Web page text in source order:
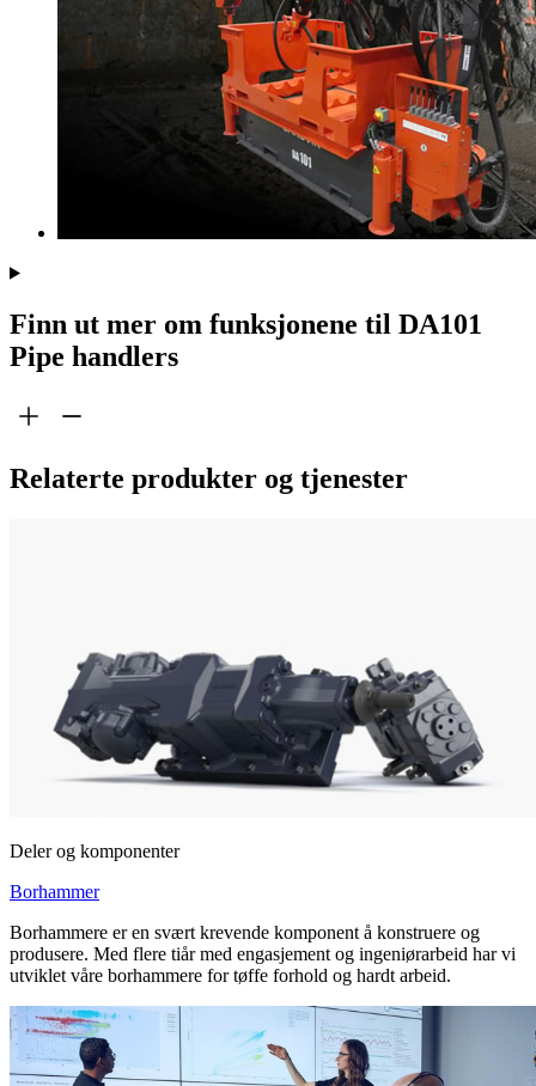
Finn ut mer om funksjonene til DA101
Pipe handlers
Relaterte produkter og tjenester
Deler og komponenter
Borhammer
Borhammere er en svært krevende komponent å konstruere og
produsere. Med flere tiår med engasjement og ingeniørarbeid har vi
utviklet våre borhammere for tøffe forhold og hardt arbeid.